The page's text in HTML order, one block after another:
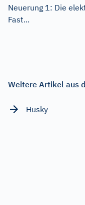
Neuerung 1: Die
Fast...
Weitere Artikel aus
Husky